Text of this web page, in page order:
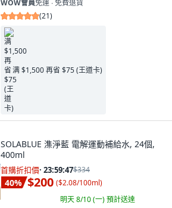
WOW會員免運 ∙ 免費退貨
(21)
满 $1,500 再省 $75 (王道卡)
SOLABLUE 潗淨藍 電解運動補給水, 24個,
400ml
首購折扣價· 23:59:45$334
40% $200 ($2.08/100ml)
明天 8/10 (一)預計送達